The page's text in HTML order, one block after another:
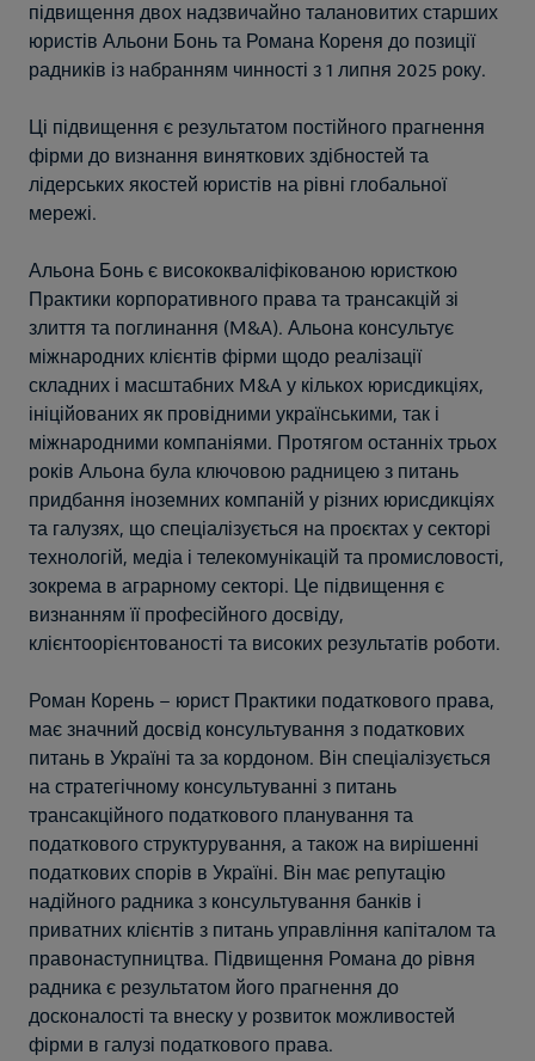
підвищення двох надзвичайно талановитих старших
юристів Альони Бонь та Романа Кореня до позиції
радників із набранням чинності з 1 липня 2025 року.
Ці підвищення є результатом постійного прагнення
фірми до визнання виняткових здібностей та
лідерських якостей юристів на рівні глобальної
мережі.
Альона Бонь є висококваліфікованою юристкою
Практики корпоративного права та трансакцій зі
злиття та поглинання (M&A). Альона консультує
міжнародних клієнтів фірми щодо реалізації
складних і масштабних M&A у кількох юрисдикціях,
ініційованих як провідними українськими, так і
міжнародними компаніями. Протягом останніх трьох
років Альона була ключовою радницею з питань
придбання іноземних компаній у різних юрисдикціях
та галузях, що спеціалізується на проєктах у секторі
технологій, медіа і телекомунікацій та промисловості,
зокрема в аграрному секторі. Це підвищення є
визнанням її професійного досвіду,
клієнтоорієнтованості та високих результатів роботи.
Роман Корень – юрист Практики податкового права,
має значний досвід консультування з податкових
питань в Україні та за кордоном. Він спеціалізується
на стратегічному консультуванні з питань
трансакційного податкового планування та
податкового структурування, а також на вирішенні
податкових спорів в Україні. Він має репутацію
надійного радника з консультування банків і
приватних клієнтів з питань управління капіталом та
правонаступництва. Підвищення Романа до рівня
радника є результатом його прагнення до
досконалості та внеску у розвиток можливостей
фірми в галузі податкового права.